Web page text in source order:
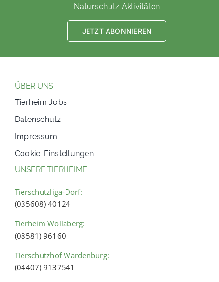
Naturschutz Aktivitäten
JETZT ABONNIEREN
ÜBER UNS
Tierheim Jobs
Datenschutz
Impressum
Cookie-Einstellungen
UNSERE TIERHEIME
Tierschutzliga-Dorf:
(035608) 40124
Tierheim Wollaberg:
(08581) 96160
Tierschutzhof Wardenburg:
(04407) 9137541